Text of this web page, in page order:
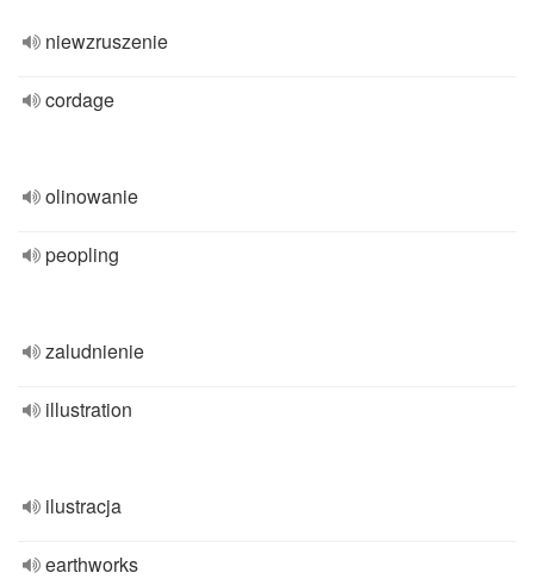
niewzruszenie
cordage
olinowanie
peopling
zaludnienie
illustration
ilustracja
earthworks